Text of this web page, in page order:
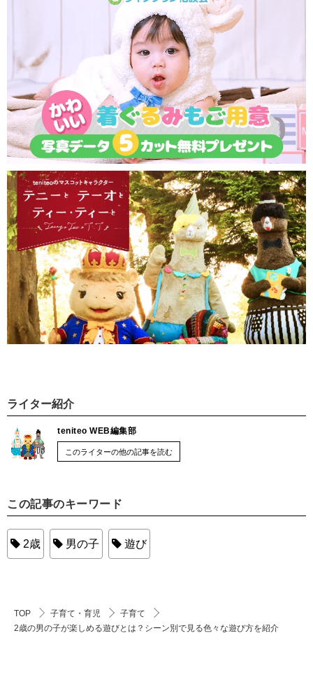
ライター紹介
teniteo WEB編集部
このライターの他の記事を読む
この記事のキーワード
2歳 男の子 遊び
TOP 子育て・育児
子育て
2歳の男の子が楽しめる遊びとは？シーン別で見る色々な遊び方を紹介